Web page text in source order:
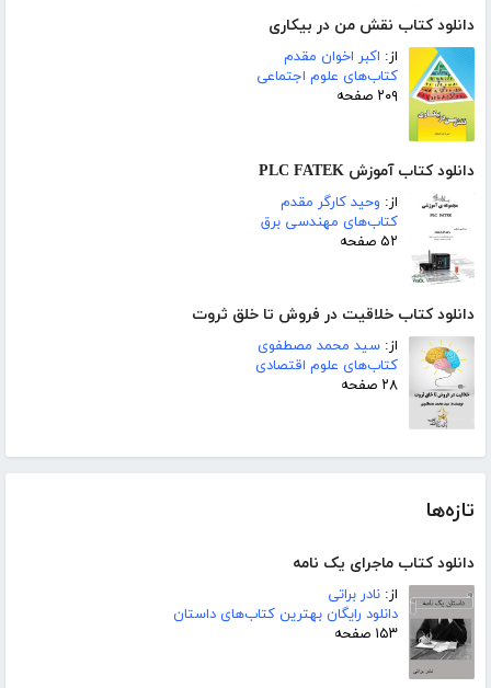
دانلود کتاب نقش من در بیکاری
از: اکبر اخوان مقدم
کتاب‌های علوم اجتماعی
۲۰۹ صفحه
دانلود کتاب آموزش PLC FATEK
از: وحید کارگر مقدم
کتاب‌های مهندسی برق
۵۲ صفحه
دانلود کتاب خلاقیت در فروش تا خلق ثروت
از: سید محمد مصطفوی
کتاب‌های علوم اقتصادی
۲۸ صفحه
تازه‌ها
دانلود کتاب ماجرای یک نامه
از: نادر براتی
دانلود رایگان بهترین کتاب‌های داستان
۱۵۳ صفحه